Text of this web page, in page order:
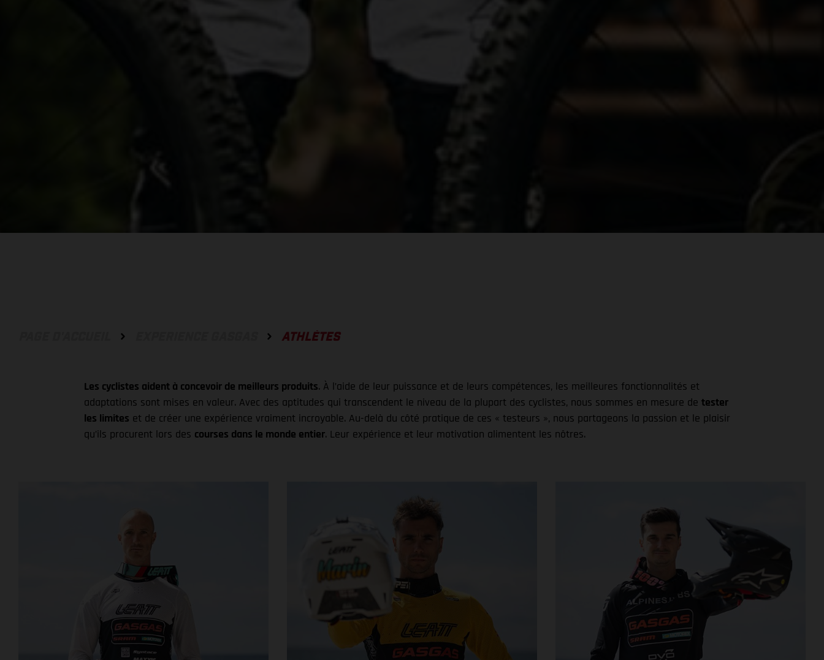
ATHLÈTES
Les cyclistes aident à concevoir de meilleurs produits. À l’aide de leur puissance et de leurs compétences, les meilleures fonctionnalités et
adaptations sont mises en valeur. Avec des aptitudes qui transcendent le niveau de la plupart des cyclistes, nous sommes en mesure de tester
les limites et de créer une expérience vraiment incroyable. Au-delà du côté pratique de ces « testeurs », nous partageons la passion et le plaisir
qu’ils procurent lors des courses dans le monde entier. Leur expérience et leur motivation alimentent les nôtres.